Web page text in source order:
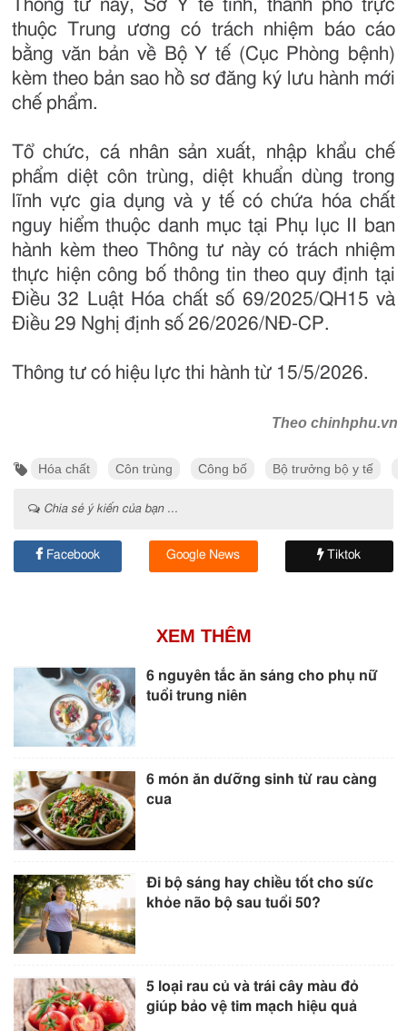
Thông tư này, Sở Y tế tỉnh, thành phố trực
thuộc Trung ương có trách nhiệm báo cáo
bằng văn bản về Bộ Y tế (Cục Phòng bệnh)
kèm theo bản sao hồ sơ đăng ký lưu hành mới
chế phẩm.
Tổ chức, cá nhân sản xuất, nhập khẩu chế
phẩm diệt côn trùng, diệt khuẩn dùng trong
lĩnh vực gia dụng và y tế có chứa hóa chất
nguy hiểm thuộc danh mục tại Phụ lục II ban
hành kèm theo Thông tư này có trách nhiệm
thực hiện công bố thông tin theo quy định tại
Điều 32 Luật Hóa chất số 69/2025/QH15 và
Điều 29 Nghị định số 26/2026/NĐ-CP.
Thông tư có hiệu lực thi hành từ 15/5/2026.
Theo chinhphu.vn
Hóa chất Côn trùng Công bố Bộ trưởng bộ y tế
Chia sẻ ý kiến của bạn ...
Facebook Google News Tiktok
XEM THÊM
6 nguyên tắc ăn sáng cho phụ nữ
tuổi trung niên
6 món ăn dưỡng sinh từ rau càng
cua
Đi bộ sáng hay chiều tốt cho sức
khỏe não bộ sau tuổi 50?
5 loại rau củ và trái cây màu đỏ
giúp bảo vệ tim mạch hiệu quả